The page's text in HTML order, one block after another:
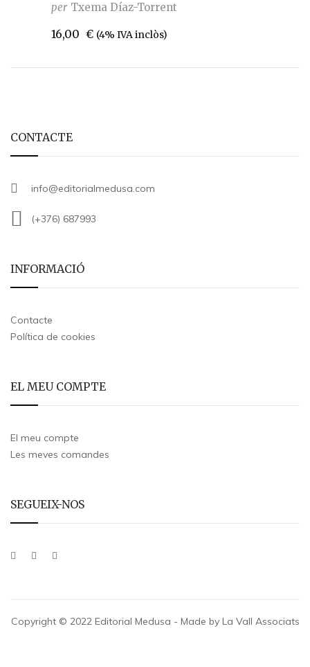
per Txema Díaz-Torrent
16,00 € (4% IVA inclòs)
CONTACTE
info@editorialmedusa.com
(+376) 687993
INFORMACIÓ
Contacte
Política de cookies
EL MEU COMPTE
El meu compte
Les meves comandes
SEGUEIX-NOS
Copyright © 2022 Editorial Medusa - Made by La Vall Associats